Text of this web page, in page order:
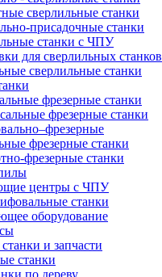
сверлильные станки
присадочные станки
станки с ЧПУ
для сверлильных станков
сверлильные станки
фрезерные станки
фрезерные станки
фрезерные станки
фрезерные станки
центры с ЧПУ
станки
оборудование
и запчасти
станки
по дереву